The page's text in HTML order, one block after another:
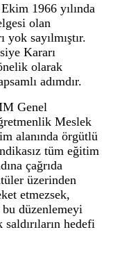
1966 yılında
olan
sayılmıştır.
Kararı
olarak
adımdır.
Genel
Meslek
alanında örgütlü
tüm eğitim
çağrıda
üzerinden
etmezsek,
bu düzenlemeyi
hedefi